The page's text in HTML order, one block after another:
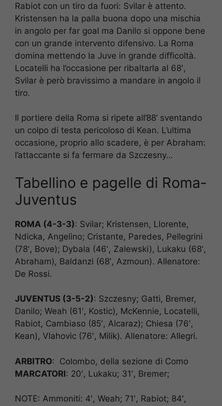
Rabiot con un tiro da fuori: Svilar è attento.
Kristensen ha la palla buona dopo una mischia
in angolo per far goal ma Danilo si oppone bene
con un grande intervento difensivo. La Roma
domina mettendo la Juve in grande difficoltà.
Locatelli ha l’occasione per ribaltarla al 68′,
Svilar è però bravissimo a mandare in angolo il
tiro.
Il portiere della Roma si ripete all’88’ sventando
un colpo di testa pericoloso di Kean. L’ultima
occasione, proprio allo scadere, è per Abraham:
l’attaccante si fa fermare da Szczesny…
Tabellino e pagelle di Roma-
Juventus
ROMA (4-3-3): Svilar; Kristensen, Llorente,
Ndicka, Angelino; Cristante, Paredes, Pellegrini
(78′, Bove); Dybala (46′, Zalewski), Lukaku (68′,
Abraham), Baldanzi (68′, Azmoun). Allenatore:
De Rossi.
JUVENTUS (3-5-2): Szczesny; Gatti, Bremer,
Danilo; Weah (61′, Kostic), McKennie, Locatelli,
Rabiot, Cambiaso (85′, Alcaraz); Chiesa (76′,
Kean), Vlahovic (76′, Milik). Allenatore: Allegri.
ARBITRO: Colombo, della sezione di Como
MARCATORI: 20′, Lukaku; 31′, Bremer;
NOTE: Ammoniti: 4′, Weah; 71′, Rabiot; 84′,